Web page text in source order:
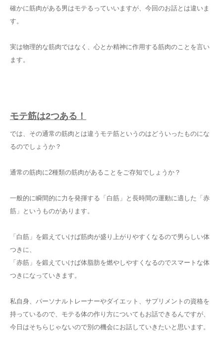
確かに筋肉がある男はモテるっていいますが、今回のお話とは違いま
す。
実は物理的な筋肉ではなく、心とか精神に作用する筋肉のことを言い
ます。
モテ筋は2つある！
では、その通常の筋肉とは違うモテ筋というのはどういったものにな
るのでしょうか？
通常の筋肉に2種類の筋肉があることをご存知でしょうか？
一般的に瞬間的に力を発揮する「白筋」と長時間の運動に適した「赤
筋」というものがあります。
「白筋」を鍛えていけば筋肉が盛り上がりやすくなるので男らしい体
つきに、
「赤筋」を鍛えていけば体脂肪を燃やしやすくなるのでスマートな体
つきになっていきます。
私自身、パーソナルトレーナーやダイエット、サプリメントの資格を
持っているので、モテる体の作り方についてもお話できるんですが、
今日はそちらじゃないので別の機会にお話していきたいと思います。